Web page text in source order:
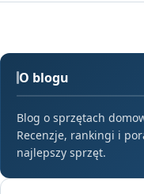
O blogu
Blog o sprzętach
Recenzje, rankingi i
najlepszy sprzęt.